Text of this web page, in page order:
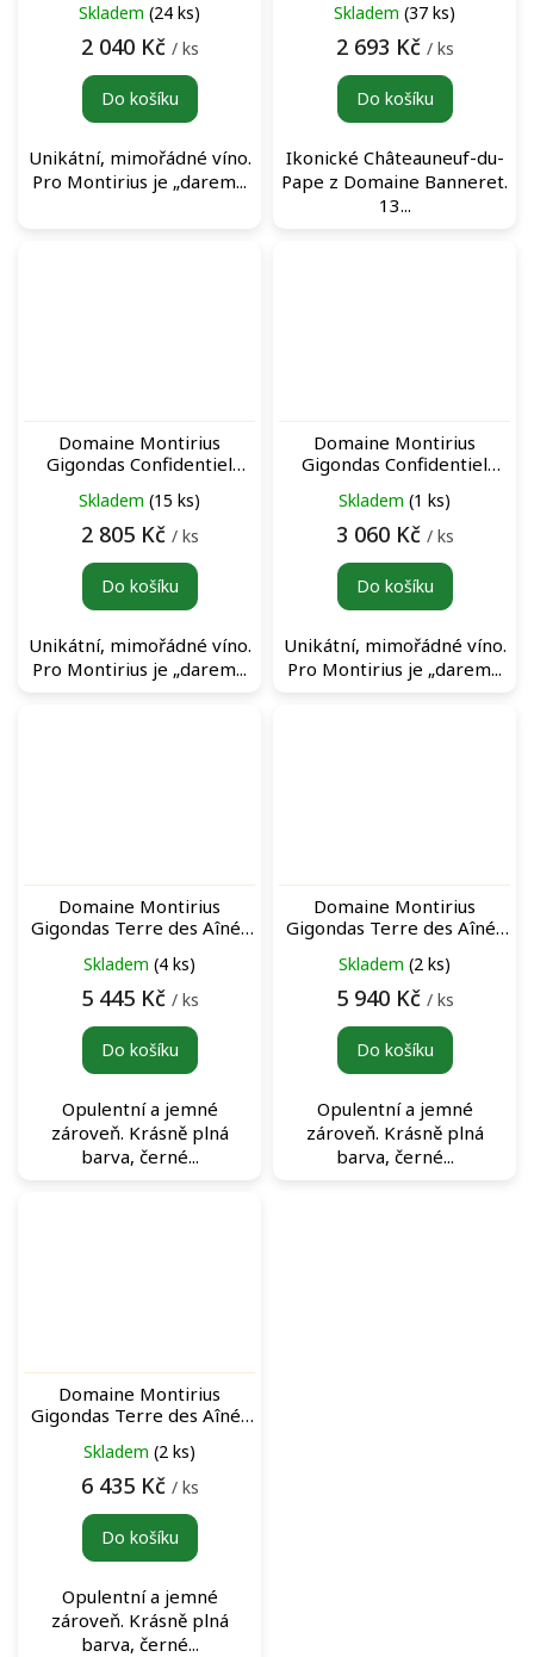
Skladem (24 ks)
2 040 Kč / ks
Do košíku
Unikátní, mimořádné víno.
Pro Montirius je „darem...
Skladem (37 ks)
2 693 Kč / ks
Do košíku
Ikonické Châteauneuf-du-
Pape z Domaine Banneret.
13...
Domaine Montirius
Gigondas Confidentiel
červené víno
Skladem (15 ks)
2 805 Kč / ks
Do košíku
Unikátní, mimořádné víno.
Pro Montirius je „darem...
Domaine Montirius
Gigondas Confidentiel
červené víno
Skladem (1 ks)
3 060 Kč / ks
Do košíku
Unikátní, mimořádné víno.
Pro Montirius je „darem...
Domaine Montirius
Gigondas Terre des Aînés
archivní červené víno
Skladem (4 ks)
5 445 Kč / ks
Do košíku
Opulentní a jemné
zároveň. Krásně plná
barva, černé...
Domaine Montirius
Gigondas Terre des Aînés
archivní červené víno
Skladem (2 ks)
5 940 Kč / ks
Do košíku
Opulentní a jemné
zároveň. Krásně plná
barva, černé...
Domaine Montirius
Gigondas Terre des Aînés
archivní červené víno
Skladem (2 ks)
6 435 Kč / ks
Do košíku
Opulentní a jemné
zároveň. Krásně plná
barva, černé...